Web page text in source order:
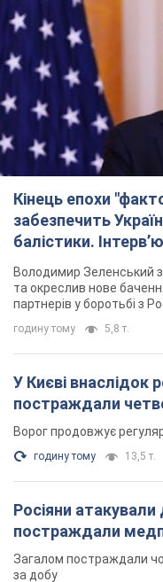
Кінець епохи
забезпечить
балістики.
Володимир Зеленський
та окреслив нове
партнерів у боротьбі з
годину тому 5,8 т.
У Києві внаслідок
постраждали
Ворог продовжує
годину тому 13,5 т.
Росіяни
постраждали
Загалом постраждали
за добу